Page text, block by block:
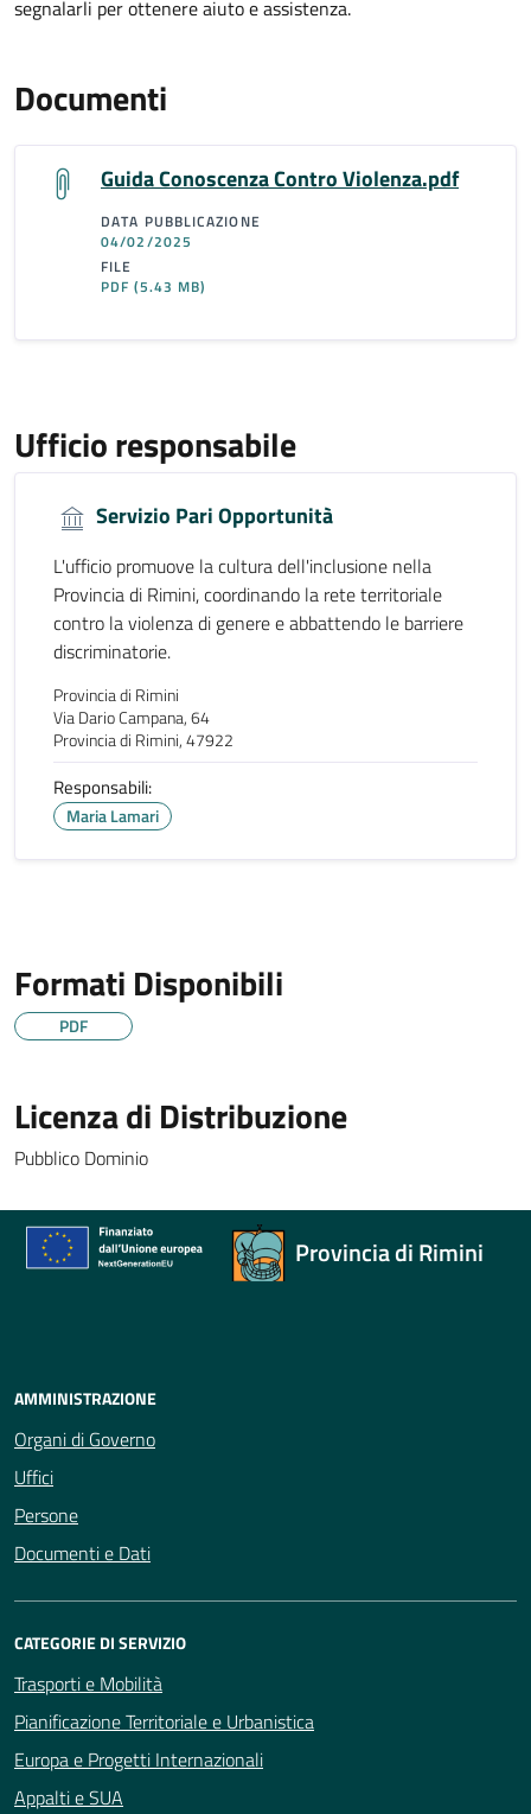
segnalarli per ottenere aiuto e assistenza.
Documenti
Guida Conoscenza Contro Violenza.pdf
DATA PUBBLICAZIONE
04/02/2025
FILE
PDF(5.43 MB)
Ufficio responsabile
Servizio Pari Opportunità
L'ufficio promuove la cultura dell'inclusione nella
Provincia di Rimini, coordinando la rete territoriale
contro la violenza di genere e abbattendo le barriere
discriminatorie.
Provincia di Rimini
Via Dario Campana, 64
Provincia di Rimini, 47922
Responsabili:
Maria Lamari
Formati Disponibili
PDF
Licenza di Distribuzione
Pubblico Dominio
Provincia di Rimini
AMMINISTRAZIONE
Organi di Governo
Uffici
Persone
Documenti e Dati
CATEGORIE DI SERVIZIO
Trasporti e Mobilità
Pianificazione Territoriale e Urbanistica
Europa e Progetti Internazionali
Appalti e SUA